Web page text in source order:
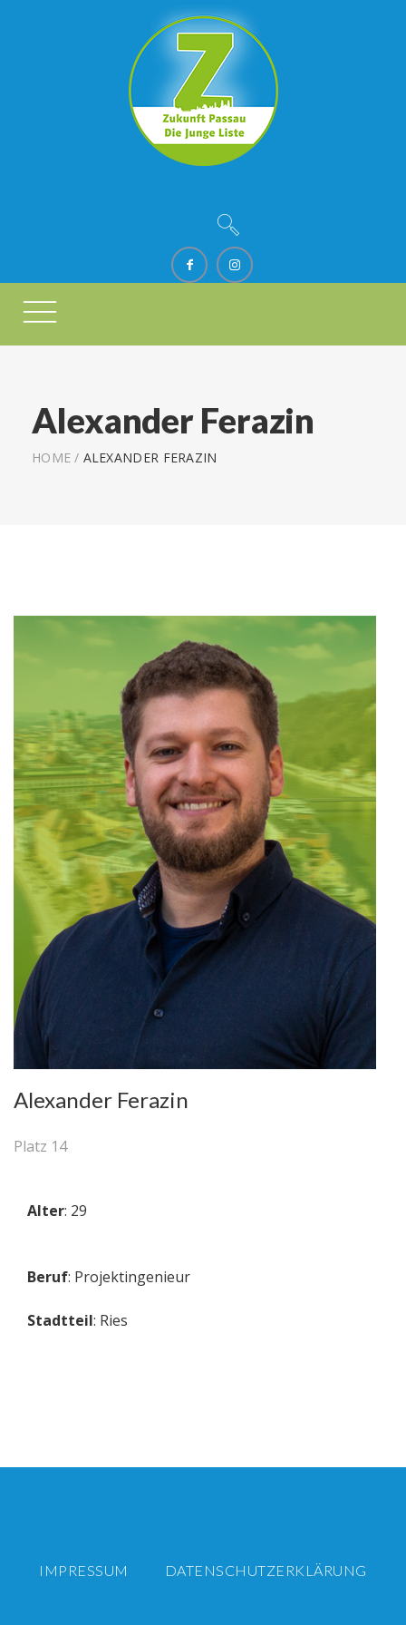
Alexander Ferazin
HOME / ALEXANDER FERAZIN
Alexander Ferazin
Platz 14
Alter: 29
Beruf: Projektingenieur
Stadtteil: Ries
IMPRESSUM DATENSCHUTZERKLÄRUNG